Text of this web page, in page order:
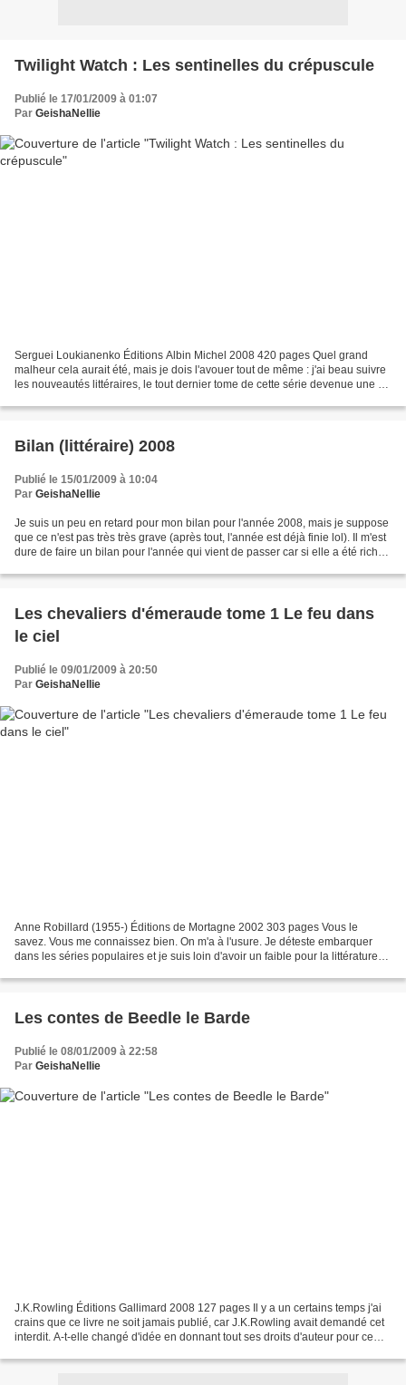
Twilight Watch : Les sentinelles du crépuscule
Publié le 17/01/2009 à 01:07
Par GeishaNellie
Serguei Loukianenko Éditions Albin Michel 2008 420 pages Quel grand
malheur cela aurait été, mais je dois l'avouer tout de même : j'ai beau suivre
les nouveautés littéraires, le tout dernier tome de cette série devenue une de
Bilan (littéraire) 2008
Publié le 15/01/2009 à 10:04
Par GeishaNellie
Je suis un peu en retard pour mon bilan pour l'année 2008, mais je suppose
que ce n'est pas très très grave (après tout, l'année est déjà finie lol). Il m'est
dure de faire un bilan pour l'année qui vient de passer car si elle a été riche
Les chevaliers d'émeraude tome 1 Le feu dans
le ciel
Publié le 09/01/2009 à 20:50
Par GeishaNellie
Anne Robillard (1955-) Éditions de Mortagne 2002 303 pages Vous le
savez. Vous me connaissez bien. On m'a à l'usure. Je déteste embarquer
dans les séries populaires et je suis loin d'avoir un faible pour la littérature
Les contes de Beedle le Barde
Publié le 08/01/2009 à 22:58
Par GeishaNellie
J.K.Rowling Éditions Gallimard 2008 127 pages Il y a un certains temps j'ai
crains que ce livre ne soit jamais publié, car J.K.Rowling avait demandé cet
interdit. A-t-elle changé d'idée en donnant tout ses droits d'auteur pour ce